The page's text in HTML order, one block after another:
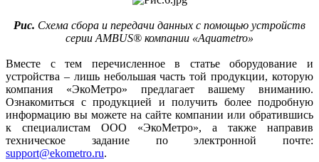
Рис. Схема сбора и передачи данных с помощью устройств
серии AMBUS® компании «Aquametro»
Вместе с тем перечисленное в статье оборудование и
устройства – лишь небольшая часть той продукции, которую
компания «ЭкоМетро» предлагает вашему вниманию.
Ознакомиться с продукцией и получить более подробную
информацию вы можете на сайте компании или обратившись
к специалистам ООО «ЭкоМетро», а также направив
техническое задание по электронной почте:
support@ekometro.ru.